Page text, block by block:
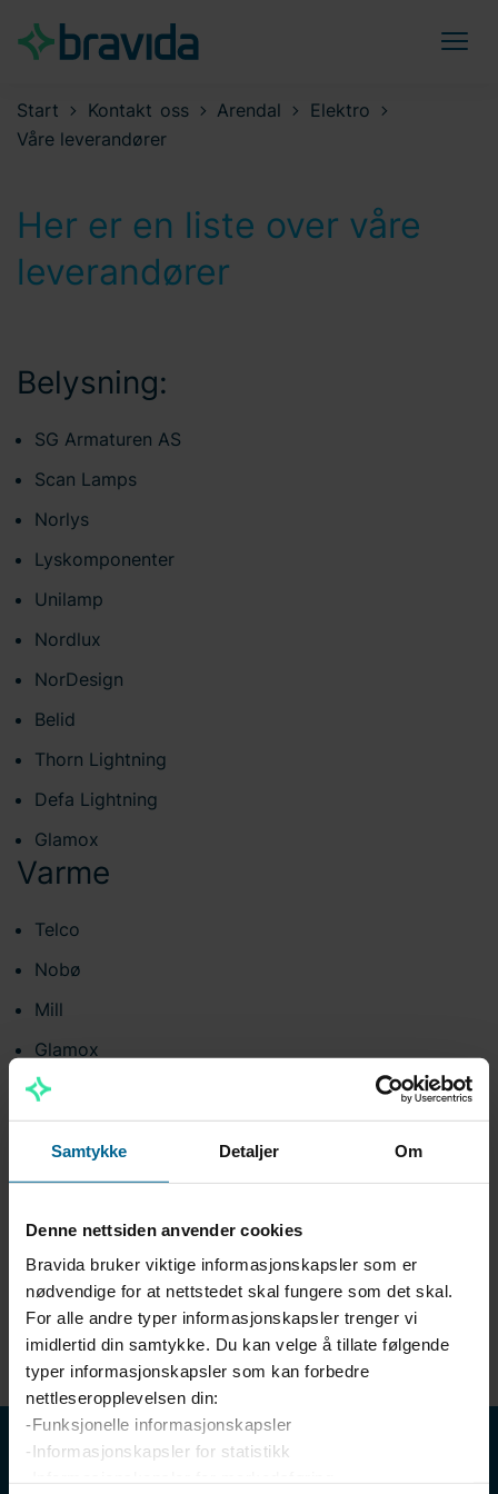
Samtykke Detaljer Om
Denne nettsiden anvender cookies
Bravida bruker viktige informasjonskapsler som er
nødvendige for at nettstedet skal fungere som det skal.
For alle andre typer informasjonskapsler trenger vi
imidlertid din samtykke. Du kan velge å tillate følgende
typer informasjonskapsler som kan forbedre
nettleseropplevelsen din:
-Funksjonelle informasjonskapsler
-Informasjonskapsler for statistikk
Start Kontakt oss Arendal
Elektro
Våre leverandører
Her er en liste over våre
leverandører
Belysning:
SG Armaturen AS
Scan Lamps
Norlys
Lyskomponenter
Unilamp
Nordlux
NorDesign
Belid
Thorn Lightning
Defa Lightning
Glamox
Varme
Telco
Nobø
Mill
Glamox
Dimplex
Elotec Alarm og overvåkning
Alarm Parts As
Urmet